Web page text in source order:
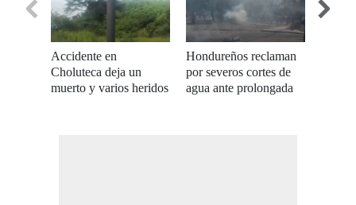
seconds
Accidente en
Choluteca deja un
muerto y varios heridos
Hondureños reclaman
por severos cortes de
agua ante prolongada